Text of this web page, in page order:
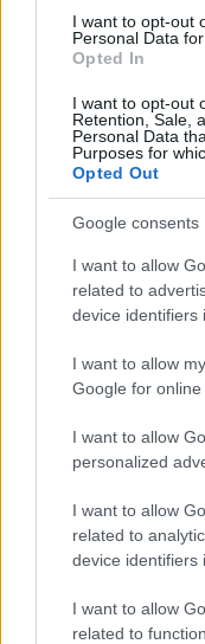
I want to opt-out
Personal Data
Opted In
I want to opt-out
Retention, Sale,
Personal Data
Purposes for
Opted Out
Google consents
I want to allow
related to
device identifiers
I want to allow
Google for
I want to allow
personalized
I want to allow
related to
device identifiers
I want to allow
related to